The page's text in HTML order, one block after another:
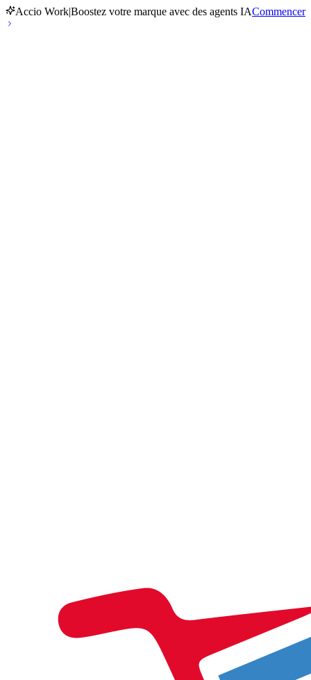
Accio Work|Boostez votre marque avec des agents IACommencer